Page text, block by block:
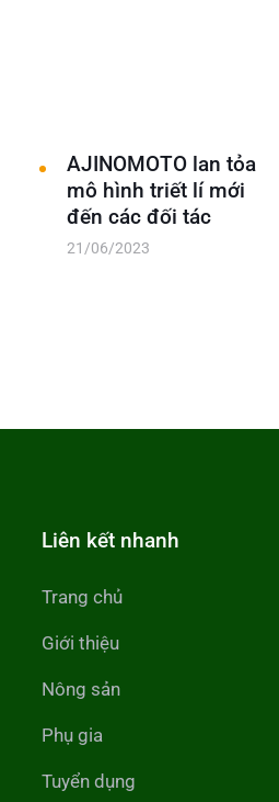
AJINOMOTO lan tỏa
mô hình triết lí mới
đến các đối tác
21/06/2023
Liên kết nhanh
Trang chủ
Giới thiệu
Nông sản
Phụ gia
Tuyển dụng